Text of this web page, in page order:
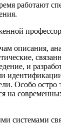
работают
описания,
и
Особо
на
системами